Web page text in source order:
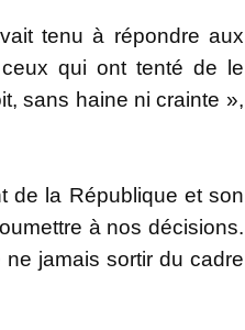
tenu à répondre aux
ceux qui ont tenté de le
sans haine ni crainte »,
de la République et son
à nos décisions.
ne jamais sortir du cadre